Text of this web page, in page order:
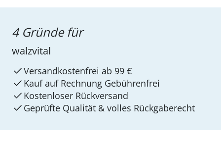
4 Gründe für
walzvital
Versandkostenfrei ab 99 €
Kauf auf Rechnung Gebührenfrei
Kostenloser Rückversand
Geprüfte Qualität & volles Rückgaberecht